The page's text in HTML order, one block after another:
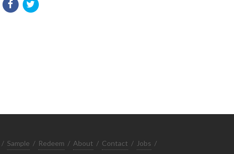
/ Sample / Redeem / About / Contact / Jobs /